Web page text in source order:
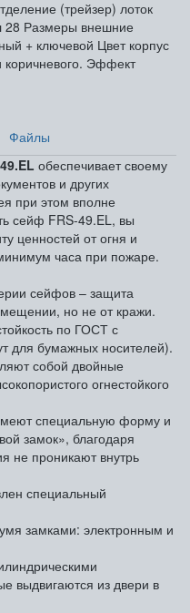
(трейзер) лоток
28 Размеры внешние
+ ключевой Цвет корпус
коричневого. Эффект
Файлы
обеспечивает своему
и других
при этом вполне
сейф FRS-49.EL, вы
ценностей от огня и
часа при пожаре.
сейфов – защита
но не от кражи.
по ГОСТ с
для бумажных носителей).
собой двойные
огнестойкого
специальную форму и
замок», благодаря
не проникают внутрь
специальный
замками: электронным и
выдвигаются из двери в